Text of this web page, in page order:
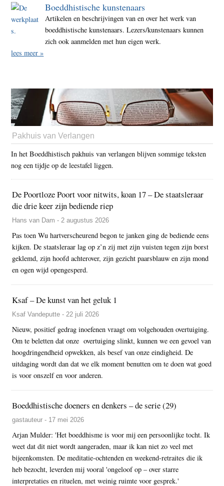
Boeddhistische kunstenaars
Artikelen en beschrijvingen van en over het werk van
boeddhistische kunstenaars. Lezers/kunstenaars kunnen
zich ook aanmelden met hun eigen werk.
lees meer »
Pakhuis van Verlangen
In het Boeddhistisch pakhuis van verlangen blijven sommige teksten
nog een tijdje op de leestafel liggen.
De Poortloze Poort voor nitwits, koan 17 – De staatsleraar
die drie keer zijn bediende riep
Hans van Dam - 2 augustus 2026
Pas toen Wu hartverscheurend begon te janken ging de bediende eens
kijken. De staatsleraar lag op z’n zij met zijn vuisten tegen zijn borst
geklemd, zijn hoofd achterover, zijn gezicht paarsblauw en zijn mond
en ogen wijd opengesperd.
Ksaf – De kunst van het geluk 1
Ksaf Vandeputte - 22 juli 2026
Nieuw, positief gedrag inoefenen vraagt om volgehouden overtuiging.
Om te beletten dat onze overtuiging slinkt, kunnen we een gevoel van
hoogdringendheid opwekken, als besef van onze eindigheid. De
uitdaging wordt dan dat we elk moment benutten om te doen wat goed
is voor onszelf en voor anderen.
Boeddhistische doeners en denkers – de serie (29)
gastauteur - 17 mei 2026
Arjan Mulder: 'Het boeddhisme is voor mij een persoonlijke tocht. Ik
weet dat dit niet wordt aangeraden, maar ik kan niet zo veel met
bijeenkomsten. De meditatie-ochtenden en weekend-retraites die ik
heb bezocht, leverden mij vooral 'ongeloof op – over starre
interpretaties en rituelen, met weinig ruimte voor gesprek.'